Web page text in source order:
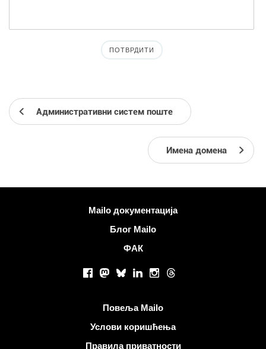
Административни систем поште
Имена домена
Више информацијаMailo документација
Блог Mailo
ФАК
Facebook
Mastodon
BlueskyLinkedInInstagram
Threads
Повеља Mailo
Услови коришћења
Правила приватности